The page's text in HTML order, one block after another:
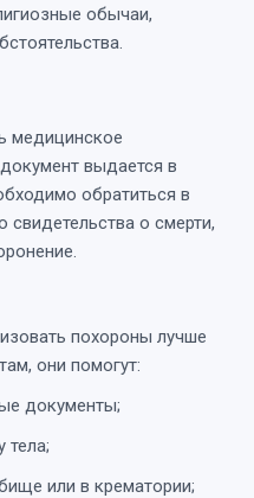
обычаи,
медицинское
выдается в
обратиться в
о смерти,
похороны лучше
они помогут:
документы;
тела;
или в крематории;